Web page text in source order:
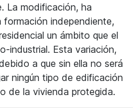
La modificación, ha
formación independiente,
un ámbito que el
industrial. Esta variación,
a que sin ella no será
ningún tipo de edificación
de la vivienda protegida.